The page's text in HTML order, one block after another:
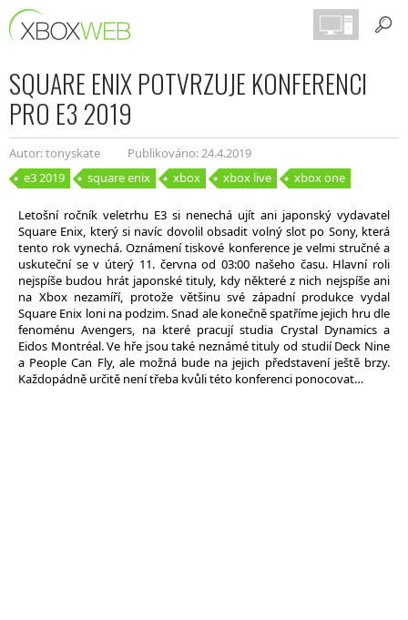
SQUARE ENIX POTVRZUJE KONFERENCI
PRO E3 2019
Autor: tonyskate
Publikováno: 24.4.2019
e3 2019
square enix xbox xbox live xbox one
Letošní ročník veletrhu E3 si nenechá ujít ani japonský vydavatel
Square Enix, který si navíc dovolil obsadit volný slot po Sony, která
tento rok vynechá. Oznámení tiskové konference je velmi stručné a
uskuteční se v úterý 11. června od 03:00 našeho času. Hlavní roli
nejspíše budou hrát japonské tituly, kdy některé z nich nejspíše ani
na Xbox nezamíří, protože většinu své západní produkce vydal
Square Enix loni na podzim. Snad ale konečně spatříme jejich hru dle
fenoménu Avengers, na které pracují studia Crystal Dynamics a
Eidos Montréal. Ve hře jsou také neznámé tituly od studií Deck Nine
a People Can Fly, ale možná bude na jejich představení ještě brzy.
Každopádně určitě není třeba kvůli této konferenci ponocovat…